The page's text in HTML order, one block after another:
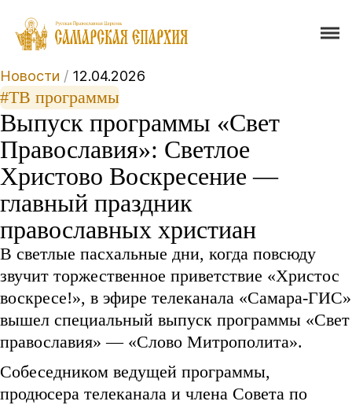
Новости / 12.04.2026
#ТВ программы
Выпуск программы «Свет
Православия»: Светлое
Христово Воскресение —
главный праздник
православных христиан
В светлые пасхальные дни, когда повсюду
звучит торжественное приветствие «Христос
воскресе!», в эфире телеканала «Самара-ГИС»
вышел специальный выпуск программы «Свет
православия» — «Слово Митрополита».
Собеседником ведущей программы,
продюсера телеканала и члена Совета по